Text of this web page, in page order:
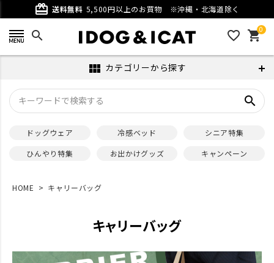
card_giftcard 送料無料 5,500円以上のお買物 ※沖縄・北海道除く
search favorite_outline 0
shopping_cart
view_module カテゴリーから探す
search
ドッグウェア 冷感ベッド
シニア特集
ひんやり特集
お出かけグッズ キャンペーン
HOME キャリーバッグ
キャリーバッグ